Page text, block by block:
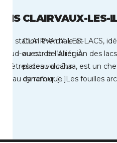
station thermale et
sud-ouest de l’Allier. À
des volcans
au carrefour […]
CLAIRVAUX-LES-
CLAIRVAUX-LES-LACS,
au cur de la région des
plateau du Jura, est un
dynamique. Les fouilles